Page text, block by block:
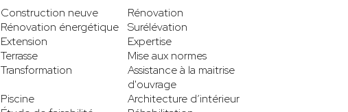
Construction neuve
Rénovation
Rénovation énergétique
Surélévation
Extension
Expertise
Terrasse
Mise aux normes
Transformation
Assistance à la maitrise
d'ouvrage
Piscine
Architecture d’intérieur